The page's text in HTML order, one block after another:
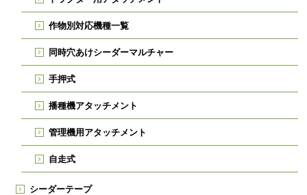
作物別対応機種一覧
同時穴あけシーダーマルチャー
手押式
播種機アタッチメント
管理機用アタッチメント
自走式
シーダーテープ